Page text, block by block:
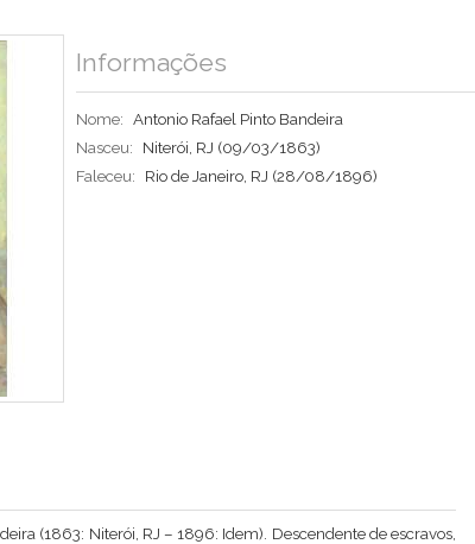
Informações
Nome: Antonio Rafael Pinto Bandeira
Nasceu:
Niterói, RJ (09/03/1863)
Faleceu:
Rio de Janeiro, RJ (28/08/1896)
(1863: Niterói, RJ – 1896: Idem). Descendente de escravos,